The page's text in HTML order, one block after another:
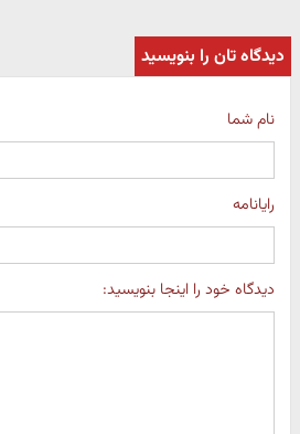
دیدگاه تان را بنویسید
نام شما
رایانامه
دیدگاه خود را اینجا بنویسید: